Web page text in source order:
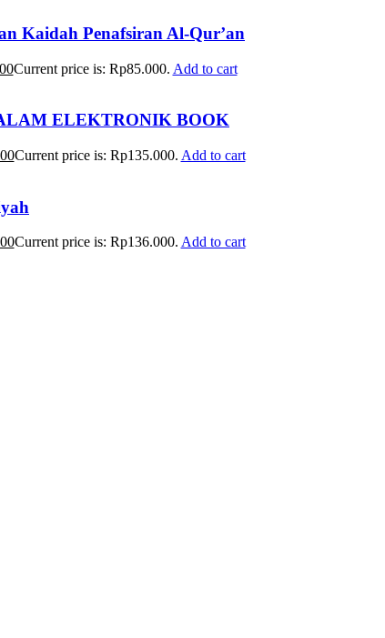
Kaidah Penafsiran Al-Qur’an
Current price is: Rp85.000. Add to cart
ELEKTRONIK BOOK
Current price is: Rp135.000. Add to cart
Current price is: Rp136.000. Add to cart